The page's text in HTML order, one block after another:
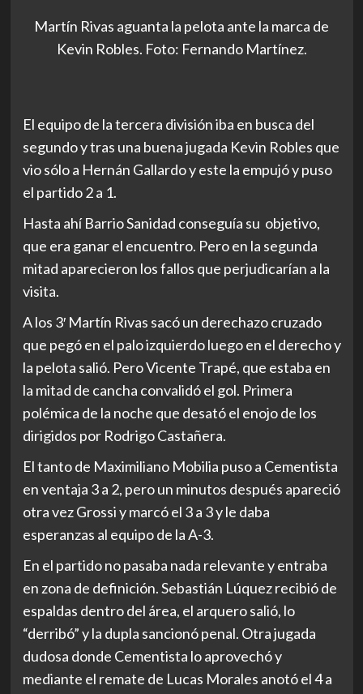
Martín Rivas aguanta la pelota ante la marca de
Kevin Robles. Foto: Fernando Martínez.
El equipo de la tercera división iba en busca del
segundo y tras una buena jugada Kevin Robles que
vio sólo a Hernán Gallardo y este la empujó y puso
el partido 2 a 1.
Hasta ahí Barrio Sanidad conseguía su objetivo,
que era ganar el encuentro. Pero en la segunda
mitad aparecieron los fallos que perjudicarían a la
visita.
A los 3′ Martín Rivas sacó un derechazo cruzado
que pegó en el palo izquierdo luego en el derecho y
la pelota salió. Pero Vicente Trapé, que estaba en
la mitad de cancha convalidó el gol. Primera
polémica de la noche que desató el enojo de los
dirigidos por Rodrigo Castañera.
El tanto de Maximiliano Mobilia puso a Cementista
en ventaja 3 a 2, pero un minutos después apareció
otra vez Grossi y marcó el 3 a 3 y le daba
esperanzas al equipo de la A-3.
En el partido no pasaba nada relevante y entraba
en zona de definición. Sebastián Lúquez recibió de
espaldas dentro del área, el arquero salió, lo
“derribó” y la dupla sancionó penal. Otra jugada
dudosa donde Cementista lo aprovechó y
mediante el remate de Lucas Morales anotó el 4 a